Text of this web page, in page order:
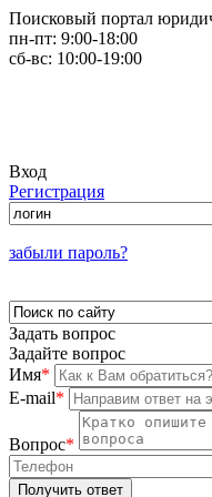
Поисковый портал
пн-пт: 9:00-18:00
сб-вс: 10:00-19:00
Вход
Регистрация
забыли пароль?
Задать вопрос
Задайте вопрос
Имя*
E-mail*
Вопрос*